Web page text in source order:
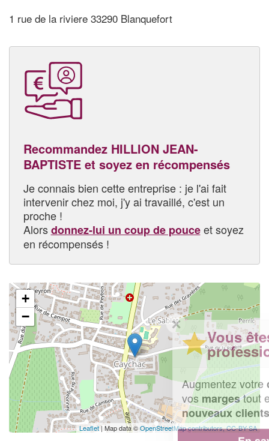
1 rue de la riviere 33290 Blanquefort
Recommandez HILLION JEAN-
BAPTISTE et soyez en récompensés
Je connais bien cette entreprise : je l'ai fait
intervenir chez moi, j'y ai travaillé, c'est un
proche !
Alorsdonnez-lui un coup de pouceet soyez
en récompensés !
+
−
Leaflet | Map data ©OpenStreetMap contributors,CC-BY-SA
✕
Vous êtes un
professionnel ?
Augmentez votrechiffre d'affaires
vosmargestout en gagnant de
nouveaux clients!